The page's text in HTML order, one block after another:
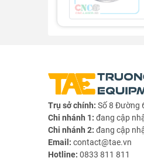
Trụ sở chính: Số 8 Đường
Chi nhánh 1: đang cập
Chi nhánh 2: đang cập
Email: contact@tae.vn
Hotline: 0833 811 811